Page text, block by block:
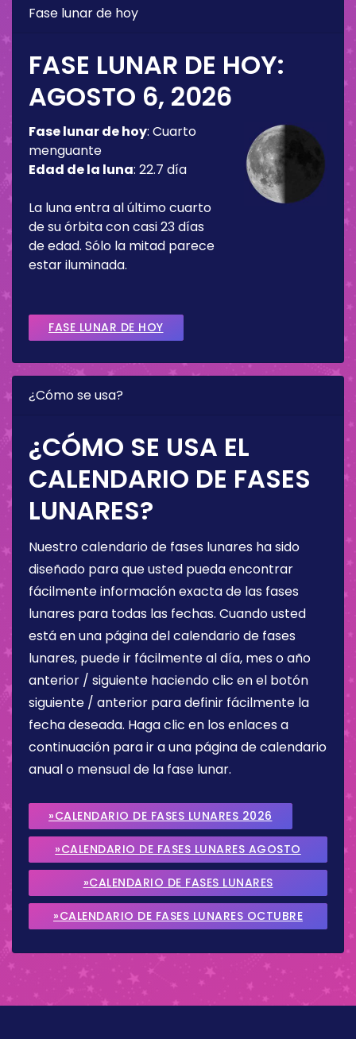
Fase lunar de hoy
FASE LUNAR DE HOY:
AGOSTO 6, 2026
Fase lunar de hoy: Cuarto
menguante
Edad de la luna: 22.7 día
La luna entra al último cuarto
de su órbita con casi 23 días
de edad. Sólo la mitad parece
estar iluminada.
FASE LUNAR DE HOY
¿Cómo se usa?
¿CÓMO SE USA EL
CALENDARIO DE FASES
LUNARES?
Nuestro calendario de fases lunares ha sido
diseñado para que usted pueda encontrar
fácilmente información exacta de las fases
lunares para todas las fechas. Cuando usted
está en una página del calendario de fases
lunares, puede ir fácilmente al día, mes o año
anterior / siguiente haciendo clic en el botón
siguiente / anterior para definir fácilmente la
fecha deseada. Haga clic en los enlaces a
continuación para ir a una página de calendario
anual o mensual de la fase lunar.
»CALENDARIO DE FASES LUNARES 2026
»CALENDARIO DE FASES LUNARES AGOSTO
2026
»CALENDARIO DE FASES LUNARES
SEPTIEMBRE 2026
»CALENDARIO DE FASES LUNARES OCTUBRE